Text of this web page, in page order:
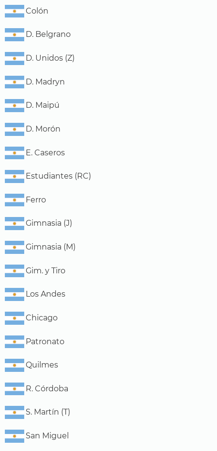
Colón
D. Belgrano
D. Unidos (Z)
D. Madryn
D. Maipú
D. Morón
E. Caseros
Estudiantes (RC)
Ferro
Gimnasia (J)
Gimnasia (M)
Gim. y Tiro
Los Andes
Chicago
Patronato
Quilmes
R. Córdoba
S. Martín (T)
San Miguel